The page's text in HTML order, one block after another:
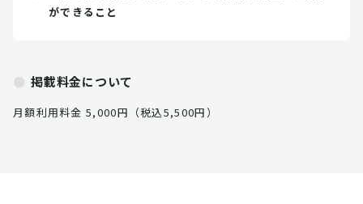
ができること
掲載料金について
月額利用料金 5,000円（税込5,500円）